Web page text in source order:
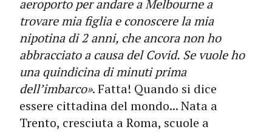
aeroporto per andare a Melbourne a
trovare mia figlia e conoscere la mia
nipotina di 2 anni, che ancora non ho
abbracciato a causa del Covid. Se vuole ho
una quindicina di minuti prima
dell’imbarco». Fatta! Quando si dice
essere cittadina del mondo... Nata a
Trento, cresciuta a Roma, scuole a